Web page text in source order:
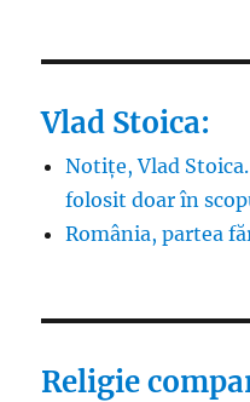
Vlad Stoica:
Notițe, Vlad
folosit doar în
România, partea
Religie